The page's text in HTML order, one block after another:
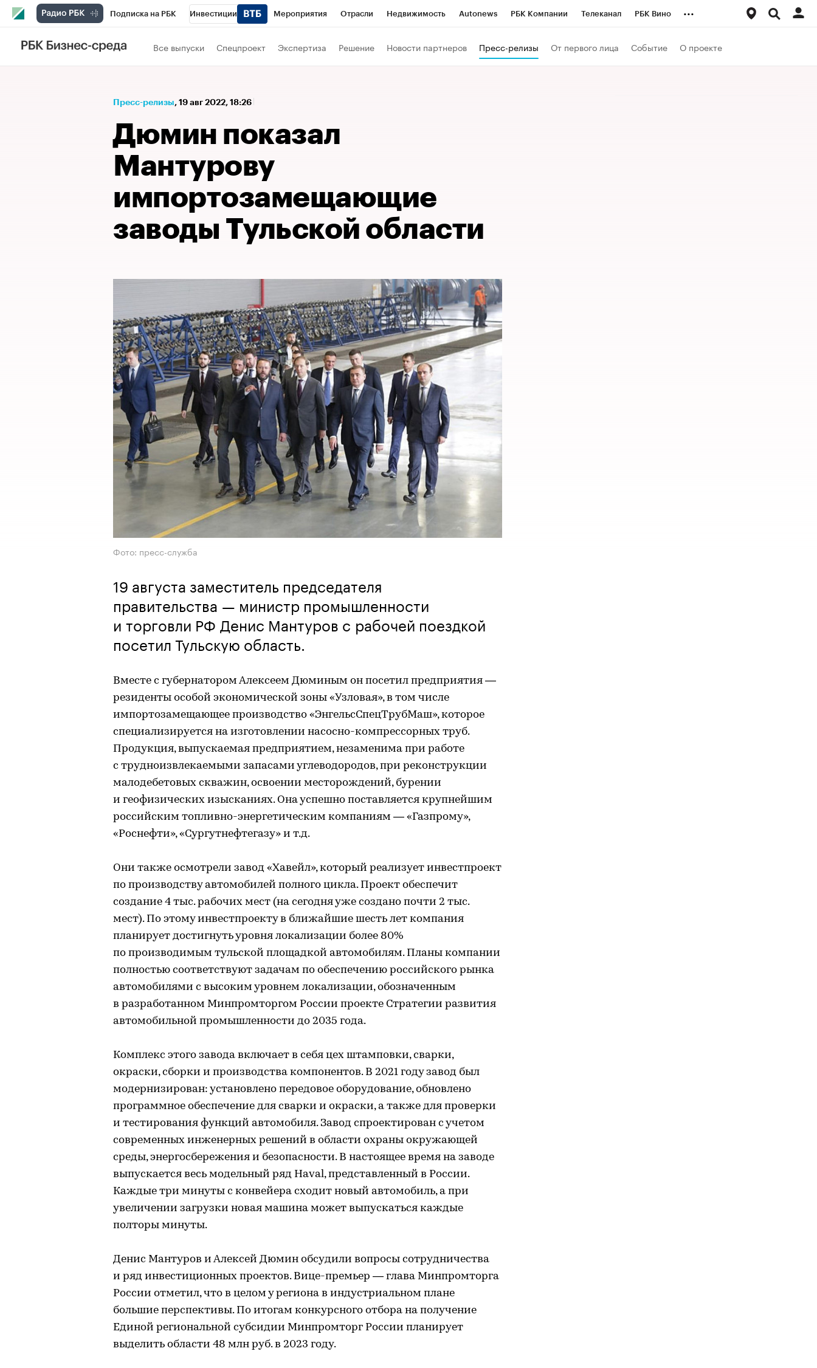
Подписка на РБК Инвестиции Мероприятия Отрасли Недвижимость Autonews РБК Компании Телеканал РБК Вино
Спорт
Технологии и медиа
...
Все выпуски Спецпроект Экспертиза Решение Новости партнеров Пресс-релизы От первого лица Событие О проекте
Пресс-релизы⁠, 19 авг 2022, 18:26
Дюмин показал
Мантурову
импортозамещающие
заводы Тульской области
Фото: пресс-служба
19 августа заместитель председателя
правительства — министр промышленности
и торговли РФ Денис Мантуров с рабочей поездкой
посетил Тульскую область.
Вместе с губернатором Алексеем Дюминым он посетил предприятия —
резиденты особой экономической зоны «Узловая», в том числе
импортозамещающее производство «ЭнгельсСпецТрубМаш», которое
специализируется на изготовлении насосно-компрессорных труб.
Продукция, выпускаемая предприятием, незаменима при работе
с трудноизвлекаемыми запасами углеводородов, при реконструкции
малодебетовых скважин, освоении месторождений, бурении
и геофизических изысканиях. Она успешно поставляется крупнейшим
российским топливно-энергетическим компаниям — «Газпрому»,
«Роснефти», «Сургутнефтегазу» и т.д.
Они также осмотрели завод «Хавейл», который реализует инвестпроект
по производству автомобилей полного цикла. Проект обеспечит
создание 4 тыс. рабочих мест (на сегодня уже создано почти 2 тыс.
мест). По этому инвестпроекту в ближайшие шесть лет компания
планирует достигнуть уровня локализации более 80%
по производимым тульской площадкой автомобилям. Планы компании
полностью соответствуют задачам по обеспечению российского рынка
автомобилями с высоким уровнем локализации, обозначенным
в разработанном Минпромторгом России проекте Стратегии развития
автомобильной промышленности до 2035 года.
Комплекс этого завода включает в себя цех штамповки, сварки,
окраски, сборки и производства компонентов. В 2021 году завод был
модернизирован: установлено передовое оборудование, обновлено
программное обеспечение для сварки и окраски, а также для проверки
и тестирования функций автомобиля. Завод спроектирован с учетом
современных инженерных решений в области охраны окружающей
среды, энергосбережения и безопасности. В настоящее время на заводе
выпускается весь модельный ряд Haval, представленный в России.
Каждые три минуты с конвейера сходит новый автомобиль, а при
увеличении загрузки новая машина может выпускаться каждые
полторы минуты.
Денис Мантуров и Алексей Дюмин обсудили вопросы сотрудничества
и ряд инвестиционных проектов. Вице-премьер — глава Минпромторга
России отметил, что в целом у региона в индустриальном плане
большие перспективы. По итогам конкурсного отбора на получение
Единой региональной субсидии Минпромторг России планирует
выделить области 48 млн руб. в 2023 году.